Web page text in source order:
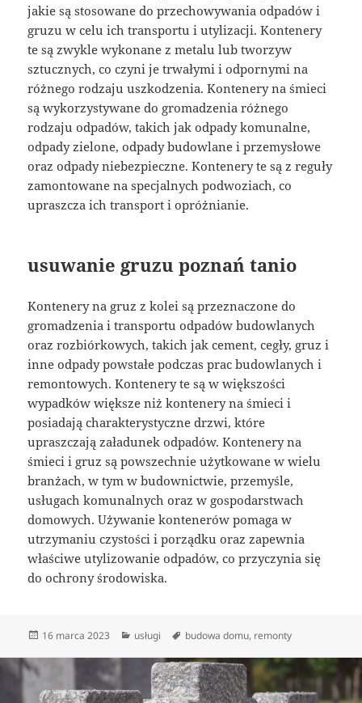
jakie są stosowane do przechowywania odpadów i
gruzu w celu ich transportu i utylizacji. Kontenery
te są zwykle wykonane z metalu lub tworzyw
sztucznych, co czyni je trwałymi i odpornymi na
różnego rodzaju uszkodzenia. Kontenery na śmieci
są wykorzystywane do gromadzenia różnego
rodzaju odpadów, takich jak odpady komunalne,
odpady zielone, odpady budowlane i przemysłowe
oraz odpady niebezpieczne. Kontenery te są z reguły
zamontowane na specjalnych podwoziach, co
upraszcza ich transport i opróżnianie.
usuwanie gruzu poznań tanio
Kontenery na gruz z kolei są przeznaczone do
gromadzenia i transportu odpadów budowlanych
oraz rozbiórkowych, takich jak cement, cegły, gruz i
inne odpady powstałe podczas prac budowlanych i
remontowych. Kontenery te są w większości
wypadków większe niż kontenery na śmieci i
posiadają charakterystyczne drzwi, które
upraszczają załadunek odpadów. Kontenery na
śmieci i gruz są powszechnie użytkowane w wielu
branżach, w tym w budownictwie, przemyśle,
usługach komunalnych oraz w gospodarstwach
domowych. Używanie kontenerów pomaga w
utrzymaniu czystości i porządku oraz zapewnia
właściwe utylizowanie odpadów, co przyczynia się
do ochrony środowiska.
Data
16 marca 2023 Kategorie
usługi Tagi
budowa domu, remonty